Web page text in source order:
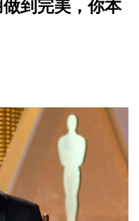
到完美，你本